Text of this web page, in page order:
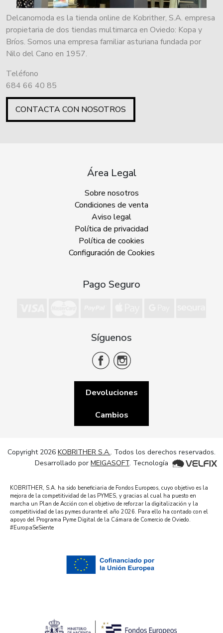
Delcanomoda es la tienda online de Kobrither, S.A. empresa
propietaria de dos tiendas multimarca en Oviedo: Kopa y
Bríos. Somos una empresa familiar asturiana fundada por
Nilo del Cano en 1957.
Teléfono
684 66 40 85
CONTACTA CON NOSOTROS
Área Legal
Sobre nosotros
Condiciones de venta
Aviso legal
Política de privacidad
Política de cookies
Configuración de Cookies
Pago Seguro
Síguenos
Devoluciones
Cambios
Copyright 2026 KOBRITHER S.A.. Todos los derechos reservados.
Desarrollado por MEIGASOFT. Tecnología
KOBRITHER, S.A. ha sido beneficiaria de Fondos Europeos, cuyo objetivo es la
mejora de la competitividad de las PYMES, y gracias al cual ha puesto en
marcha un Plan de Acción con el objetivo de reforzar la digitalización y la
competitividad de las pymes durante el año 2026. Para ello ha contado con el
apoyo del Programa Pyme Digital de la Cámara de Comercio de Oviedo.
#EuropaSeSiente